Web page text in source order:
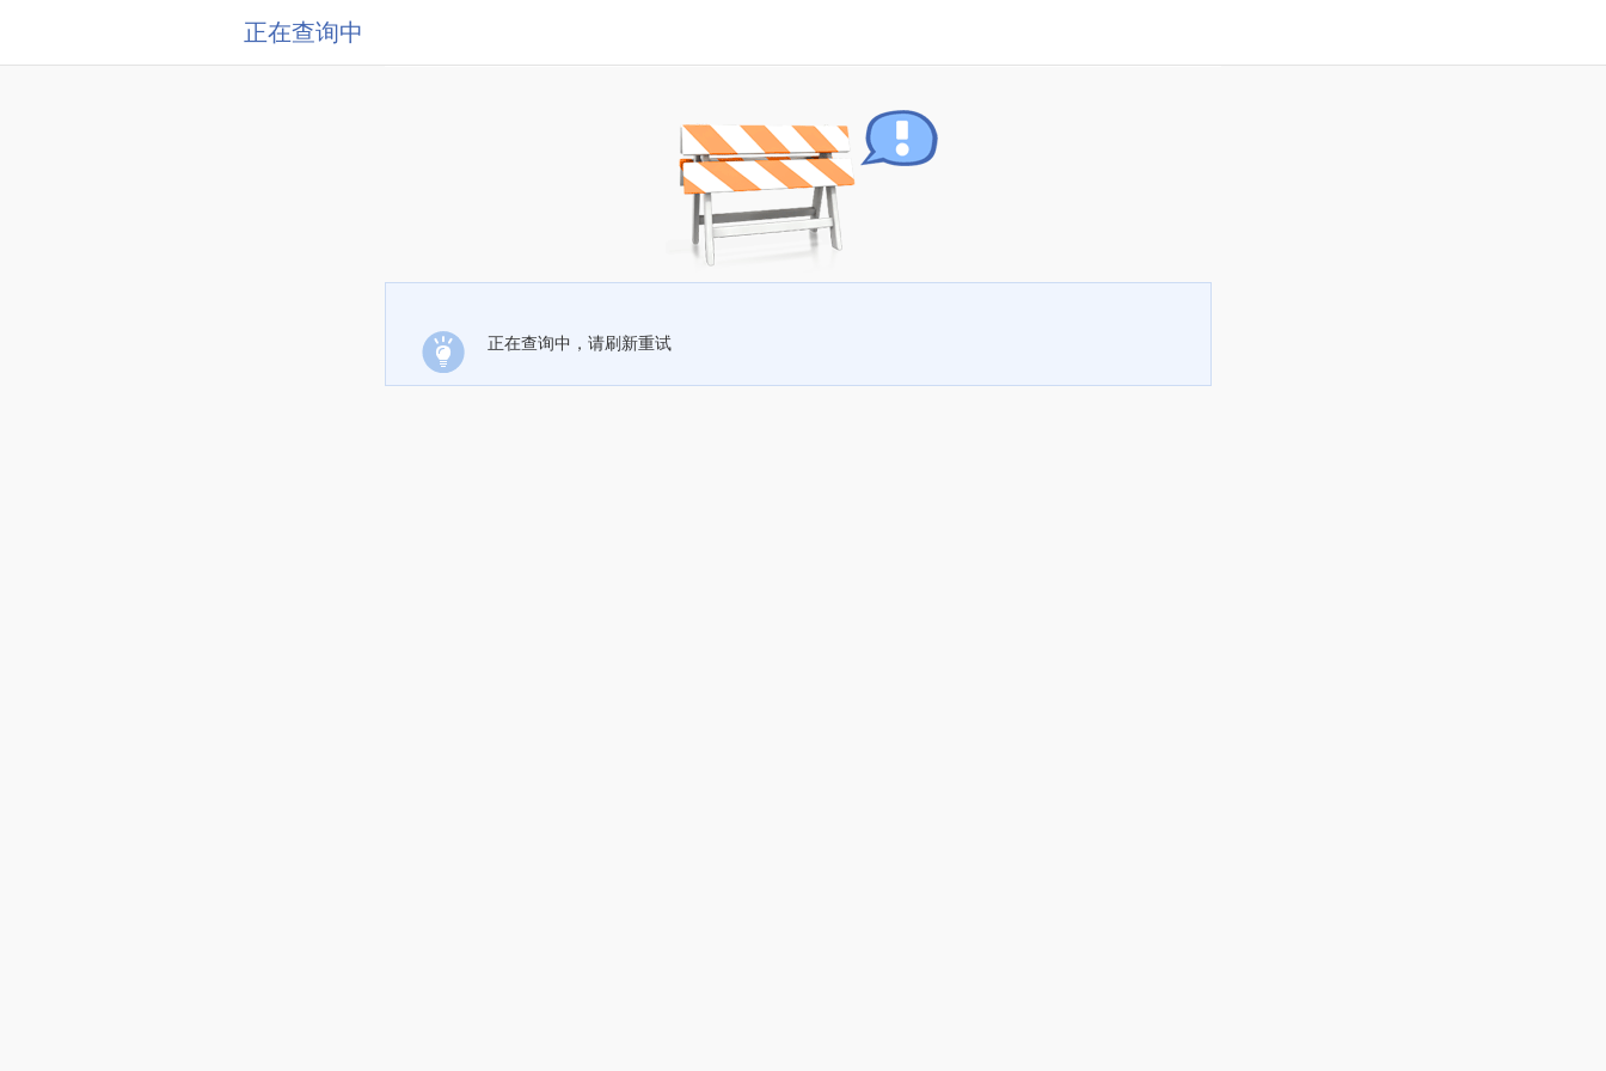
正在查询中
正在查询中，请刷新重试